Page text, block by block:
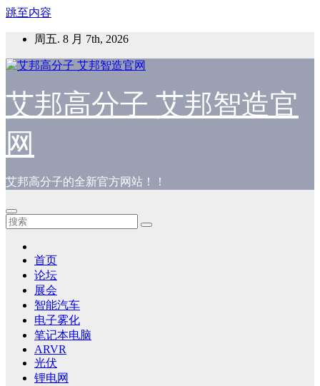
跳至内容
周五. 8 月 7th, 2026
艾邦高分子 艾邦智造官
网
艾邦高分子的全新官方网站！！
首页
论坛
展会
智能汽车
电子雾化
笔记本电脑
ARVR
光伏
锂电网